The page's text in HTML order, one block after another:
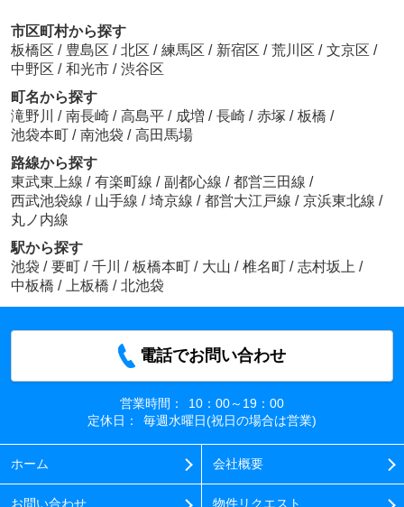
市区町村から探す
板橋区 / 豊島区 / 北区 / 練馬区 / 新宿区 / 荒川区 / 文京区 /
中野区 / 和光市 / 渋谷区
町名から探す
滝野川 / 南長崎 / 高島平 / 成増 / 長崎 / 赤塚 / 板橋 /
池袋本町 / 南池袋 / 高田馬場
路線から探す
東武東上線 / 有楽町線 / 副都心線 / 都営三田線 /
西武池袋線 / 山手線 / 埼京線 / 都営大江戸線 / 京浜東北線 /
丸ノ内線
駅から探す
池袋 / 要町 / 千川 / 板橋本町 / 大山 / 椎名町 / 志村坂上 /
中板橋 / 上板橋 / 北池袋
電話でお問い合わせ
営業時間：
10：00～19：00
定休日：
毎週水曜日(祝日の場合は営業)
ホーム 会社概要
お問い合わせ 物件リクエスト